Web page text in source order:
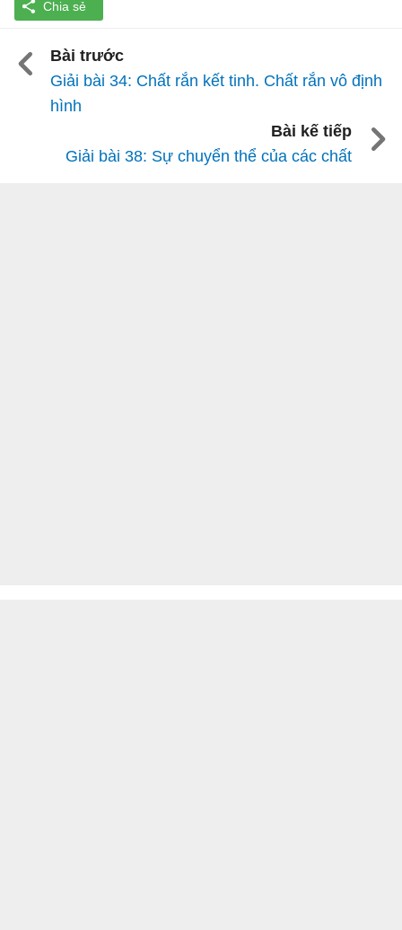
Bài trước
Giải bài 34: Chất rắn kết tinh. Chất rắn vô định
hình
Bài kế tiếp
Giải bài 38: Sự chuyển thể của các chất